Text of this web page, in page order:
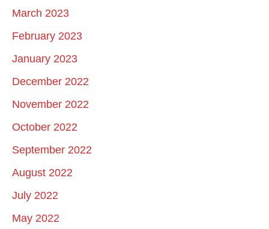
March 2023
February 2023
January 2023
December 2022
November 2022
October 2022
September 2022
August 2022
July 2022
May 2022